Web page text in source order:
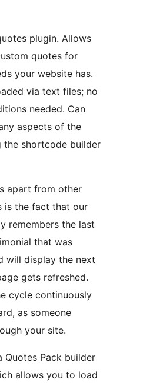
plugin. Allows
quotes for
your website has.
via text files; no
needed. Can
aspects of the
the shortcode builder
apart from other
is the fact that our
remembers the last
that was
will display the next
gets refreshed.
cycle continuously
as someone
your site.
Quotes Pack builder
allows you to load